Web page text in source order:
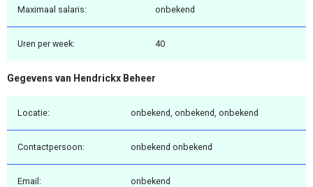
Maximaal salaris: onbekend
Uren per week: 40
Gegevens van Hendrickx Beheer
Locatie: onbekend, onbekend, onbekend
Contactpersoon: onbekend onbekend
Email: onbekend